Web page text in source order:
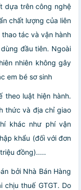
dựa trên công nghệ
chất lượng của liên
thao tác và vận hành
đầu tiên. Ngoài
nhiên không gây
em bé sơ sinh
theo luật hiện hành.
thức và địa chỉ giao
khác như phí vận
khẩu (đối với đơn
đồng).....
bởi Nhà Bán Hàng
thuế GTGT. Do